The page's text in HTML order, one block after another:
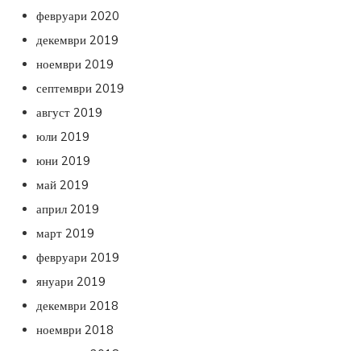
февруари 2020
декември 2019
ноември 2019
септември 2019
август 2019
юли 2019
юни 2019
май 2019
април 2019
март 2019
февруари 2019
януари 2019
декември 2018
ноември 2018